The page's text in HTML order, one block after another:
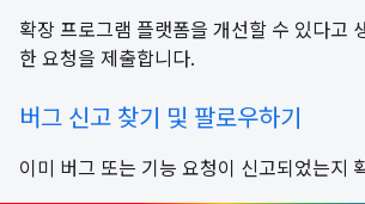
확장 프로그램 플랫폼을 개선할 수 있다고
한 요청을 제출합니다.
버그 신고 찾기 및 팔로우하기
이미 버그 또는 기능 요청이 신고되었는지